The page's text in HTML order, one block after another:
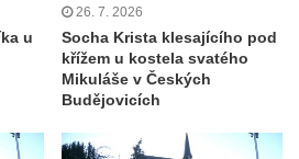
na hřbitově v
Fiedler na hřbitově v
u
26. 7. 2026
Socha Krista klesajícího pod
křížem u kostela svatého
Mikuláše v Českých
Budějovicích